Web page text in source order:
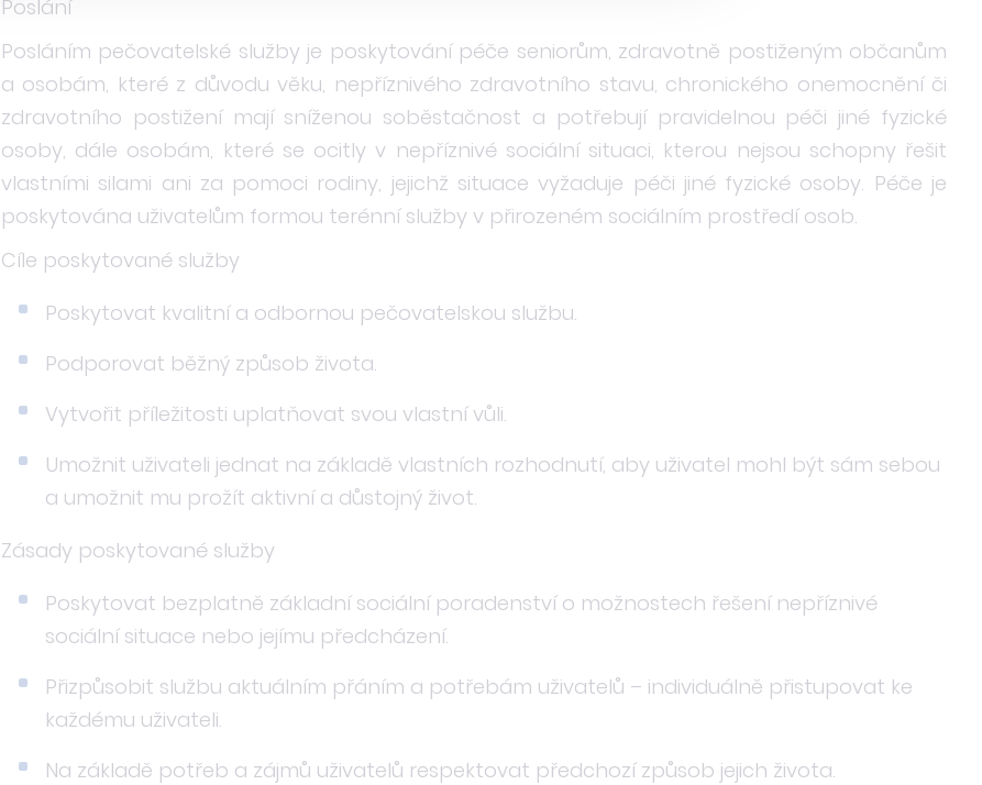
Poslání
Posláním pečovatelské služby je poskytování péče seniorům, zdravotně postiženým občanům
a osobám, které z důvodu věku, nepříznivého zdravotního stavu, chronického onemocnění či
zdravotního postižení mají sníženou soběstačnost a potřebují pravidelnou péči jiné fyzické
osoby, dále osobám, které se ocitly v nepříznivé sociální situaci, kterou nejsou schopny řešit
vlastními silami ani za pomoci rodiny, jejichž situace vyžaduje péči jiné fyzické osoby. Péče je
poskytována uživatelům formou terénní služby v přirozeném sociálním prostředí osob.
Cíle poskytované služby
Poskytovat kvalitní a odbornou pečovatelskou službu.
Podporovat běžný způsob života.
Vytvořit příležitosti uplatňovat svou vlastní vůli.
Umožnit uživateli jednat na základě vlastních rozhodnutí, aby uživatel mohl být sám sebou
a umožnit mu prožít aktivní a důstojný život.
Zásady poskytované služby
Poskytovat bezplatně základní sociální poradenství o možnostech řešení nepříznivé
sociální situace nebo jejímu předcházení.
Přizpůsobit službu aktuálním přáním a potřebám uživatelů – individuálně přistupovat ke
každému uživateli.
Na základě potřeb a zájmů uživatelů respektovat předchozí způsob jejich života.